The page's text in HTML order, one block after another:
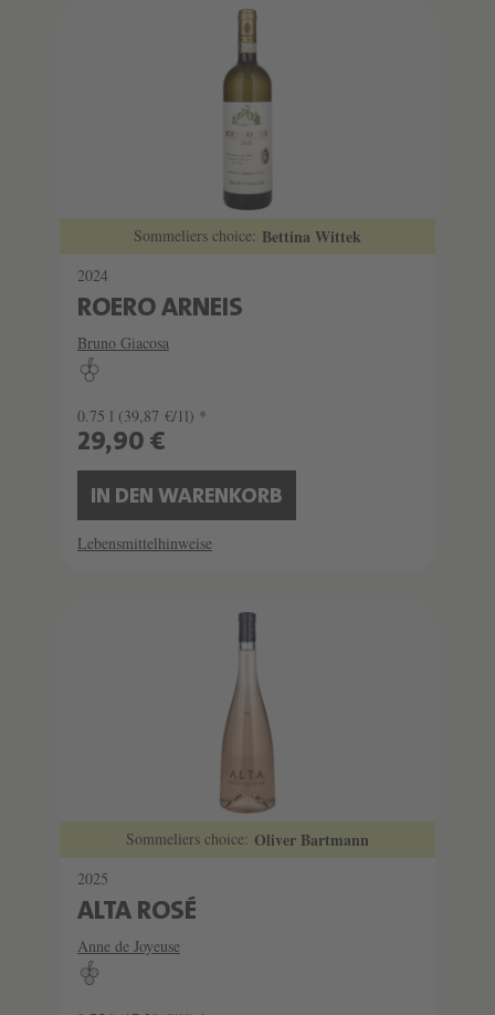
Sommeliers choice: Bettina Wittek
2024
ROERO ARNEIS
Bruno Giacosa
0.75 l (39,87 €/1l) *
29,90 €
IN DEN WARENKORB
Lebensmittelhinweise
Sommeliers choice: Oliver Bartmann
2025
ALTA ROSÉ
Anne de Joyeuse